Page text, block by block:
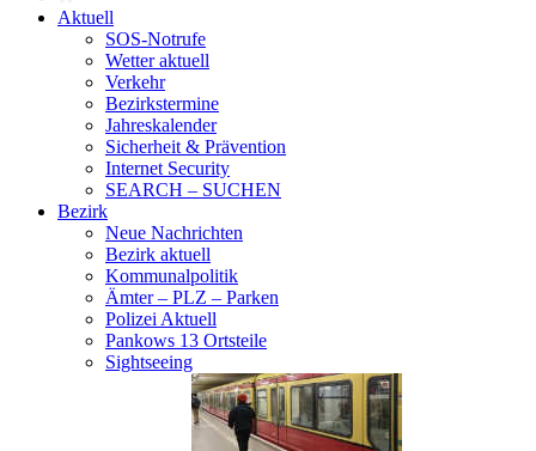
Aktuell
SOS-Notrufe
Wetter aktuell
Verkehr
Bezirkstermine
Jahreskalender
Sicherheit & Prävention
Internet Security
SEARCH – SUCHEN
Bezirk
Neue Nachrichten
Bezirk aktuell
Kommunalpolitik
Ämter – PLZ – Parken
Polizei Aktuell
Pankows 13 Ortsteile
Sightseeing